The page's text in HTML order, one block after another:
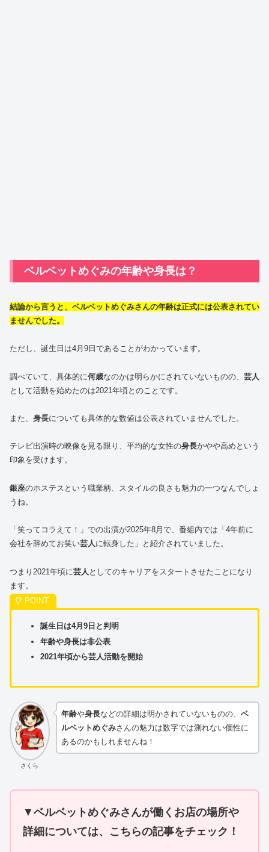
ベルベットめぐみの年齢や身長は？
結論から言うと、ベルベットめぐみさんの年齢は正式には公表されてい
ませんでした。
ただし、誕生日は4月9日であることがわかっています。
調べていて、具体的に何歳なのかは明らかにされていないものの、 芸人
として活動を始めたのは2021年頃とのことです。
また、 身長についても具体的な数値は公表されていませんでした。
テレビ出演時の映像を見る限り、平均的な女性の身長かやや高めという
印象を受けます。
銀座のホステスという職業柄、スタイルの良さも魅力の一つなんでしょ
うね。
「笑ってコラえて！」での出演が2025年8月で、番組内では「4年前に
会社を辞めてお笑い芸人に転身した」と紹介されていました。
つまり2021年頃に芸人 としてのキャリアをスタートさせたことになり
ます。
誕生日は4月9日と判明
年齢や身長は非公表
2021年頃から芸人活動を開始
さくら
年齢や身長などの詳細は明かされていないものの、 ベ
ルベットめぐみさんの魅力は数字では測れない個性に
あるのかもしれませんね！
▼ ベルベットめぐみさんが働くお店の場所や
詳細については、こちらの記事をチェック！